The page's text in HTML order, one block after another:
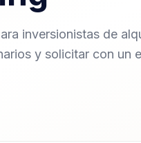
inversionistas de
y solicitar con un